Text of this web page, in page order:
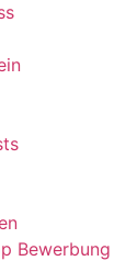
Bewerbung